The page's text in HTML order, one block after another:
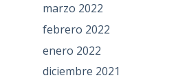
marzo 2022
febrero 2022
enero 2022
diciembre 2021